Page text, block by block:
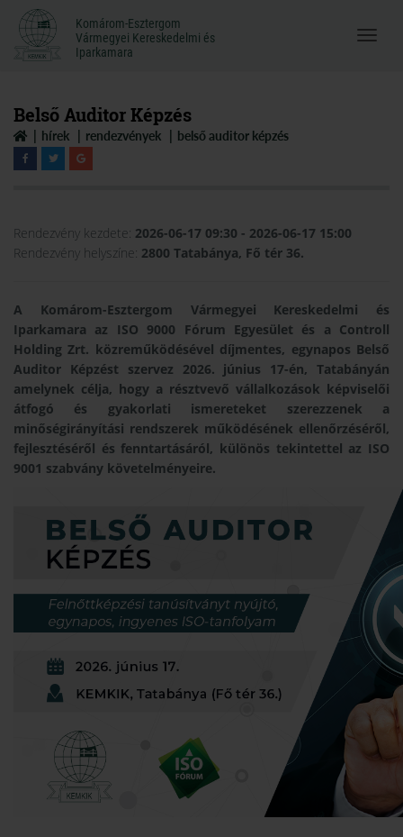
Komárom-Esztergom
Vármegyei Kereskedelmi és
Iparkamara
Komárom-Esztergom
Vármegyei Kereskedelmi és
Iparkamara
Menü
Belső Auditor Képzés
hírek rendezvények belső auditor képzés
Rendezvény kezdete: 2026-06-17 09:30 - 2026-06-17 15:00
Rendezvény helyszíne: 2800 Tatabánya, Fő tér 36.
A Komárom-Esztergom Vármegyei Kereskedelmi és
Iparkamara az ISO 9000 Fórum Egyesület és a Controll
Holding Zrt. közreműködésével díjmentes, egynapos Belső
Auditor Képzést szervez 2026. június 17-én, Tatabányán
amelynek célja, hogy a résztvevő vállalkozások képviselői
átfogó és gyakorlati ismereteket szerezzenek a
minőségirányítási rendszerek működésének ellenőrzéséről,
fejlesztéséről és fenntartásáról, különös tekintettel az ISO
9001 szabvány követelményeire.